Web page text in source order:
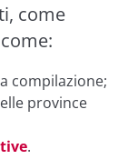
come
compilazione;
province
.